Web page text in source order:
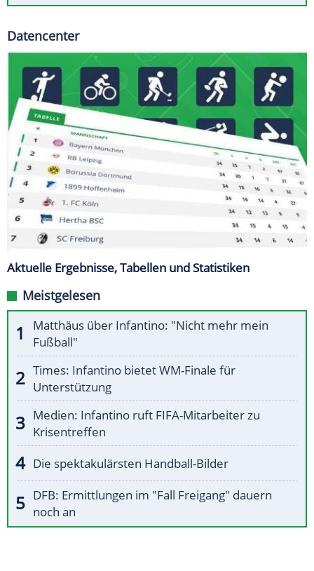
Datencenter
Aktuelle Ergebnisse, Tabellen und Statistiken
Meistgelesen
Matthäus über Infantino: "Nicht mehr mein
Fußball"
Times: Infantino bietet WM-Finale für
Unterstützung
Medien: Infantino ruft FIFA-Mitarbeiter zu
Krisentreffen
Die spektakulärsten Handball-Bilder
DFB: Ermittlungen im "Fall Freigang" dauern
noch an